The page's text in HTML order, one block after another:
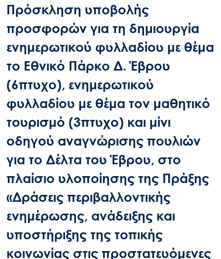
Πρόσκληση υποβολής
προσφορών για τη δημιουργία
ενημερωτικού φυλλαδίου με θέμα
το Εθνικό Πάρκο Δ. Έβρου
(6πτυχο), ενημερωτικού
φυλλαδίου με θέμα τον μαθητικό
τουρισμό (3πτυχο) και μίνι
οδηγού αναγνώρισης πουλιών
για το Δέλτα του Έβρου, στο
πλαίσιο υλοποίησης της Πράξης
«Δράσεις περιβαλλοντικής
ενημέρωσης, ανάδειξης και
υποστήριξης της τοπικής
κοινωνίας στις προστατευόμενες